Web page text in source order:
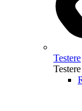
Testere
Testere